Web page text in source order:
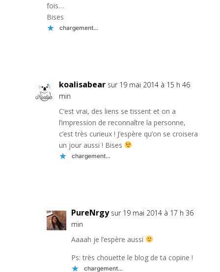
fois…
Bises
chargement…
koalisabear sur 19 mai 2014 à 15 h 46
min
C’est vrai, des liens se tissent et on a
l’impression de reconnaître la personne,
c’est très curieux ! J’espère qu’on se croisera
un jour aussi ! Bises
chargement…
PureNrgy sur 19 mai 2014 à 17 h 36
min
Aaaah je l’espère aussi
Ps: très chouette le blog de ta copine !
chargement…